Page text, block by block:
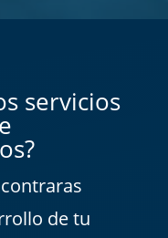
servicios
de tu